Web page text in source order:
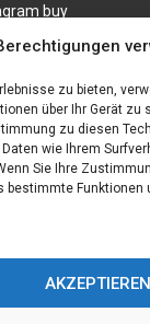
zu bieten,
über Ihr Gerät zu
zu diesen
wie Ihrem
Sie Ihre
bestimmte Funktionen
AKZEPTIEREN
buy
Süßkartoffeln
Fliesen mit